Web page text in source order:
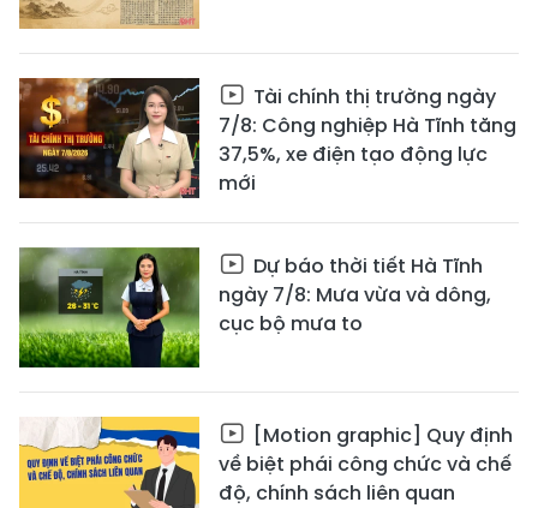
Tài chính thị trường ngày
7/8: Công nghiệp Hà Tĩnh tăng
37,5%, xe điện tạo động lực
mới
Dự báo thời tiết Hà Tĩnh
ngày 7/8: Mưa vừa và dông,
cục bộ mưa to
[Motion graphic] Quy định
về biệt phái công chức và chế
độ, chính sách liên quan